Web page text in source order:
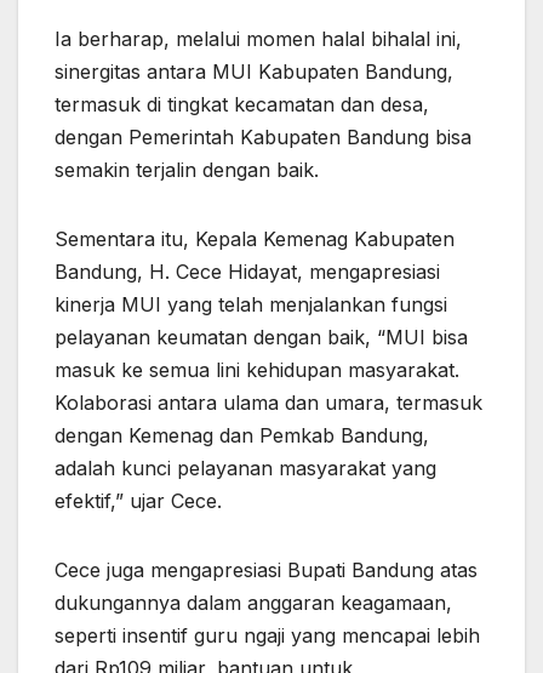
Ia berharap, melalui momen halal bihalal ini,
sinergitas antara MUI Kabupaten Bandung,
termasuk di tingkat kecamatan dan desa,
dengan Pemerintah Kabupaten Bandung bisa
semakin terjalin dengan baik.
Sementara itu, Kepala Kemenag Kabupaten
Bandung, H. Cece Hidayat, mengapresiasi
kinerja MUI yang telah menjalankan fungsi
pelayanan keumatan dengan baik, “MUI bisa
masuk ke semua lini kehidupan masyarakat.
Kolaborasi antara ulama dan umara, termasuk
dengan Kemenag dan Pemkab Bandung,
adalah kunci pelayanan masyarakat yang
efektif,” ujar Cece.
Cece juga mengapresiasi Bupati Bandung atas
dukungannya dalam anggaran keagamaan,
seperti insentif guru ngaji yang mencapai lebih
dari Rp109 miliar, bantuan untuk